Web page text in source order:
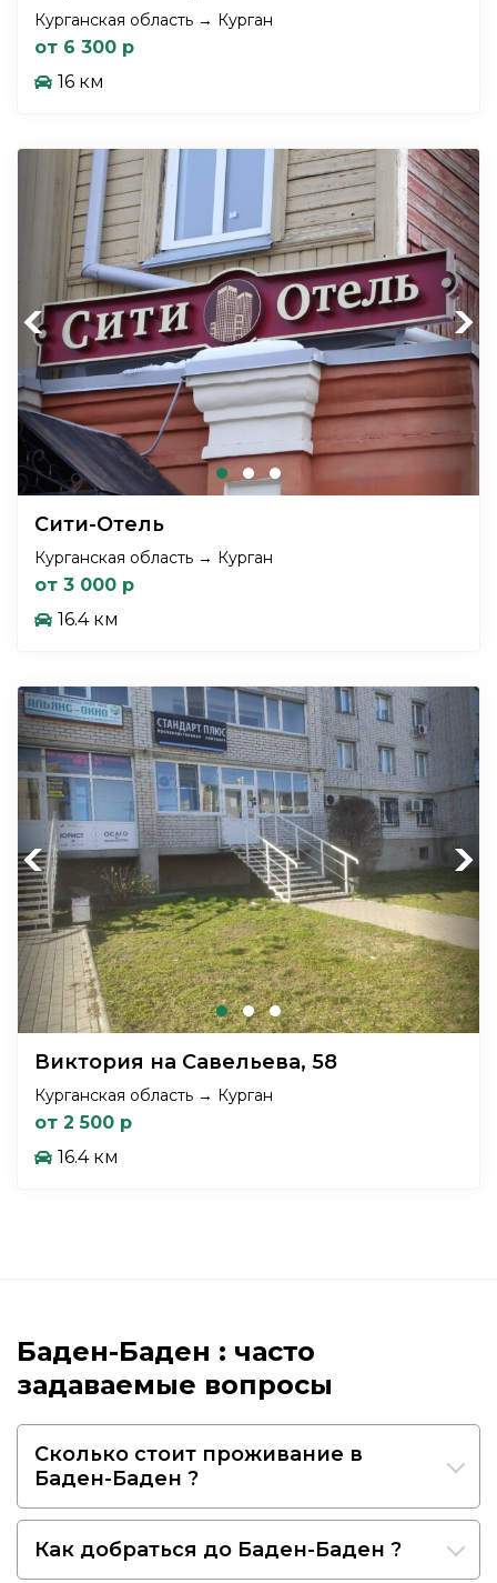
Курганская область → Курган
от 6 300 р
16 км
Previous Next
Сити-Отель
Курганская область → Курган
от 3 000 р
16.4 км
Previous Next
Виктория на Савельева, 58
Курганская область → Курган
от 2 500 р
16.4 км
Баден-Баден : часто
задаваемые вопросы
Сколько стоит проживание в
Баден-Баден ?
Как добраться до Баден-Баден ?